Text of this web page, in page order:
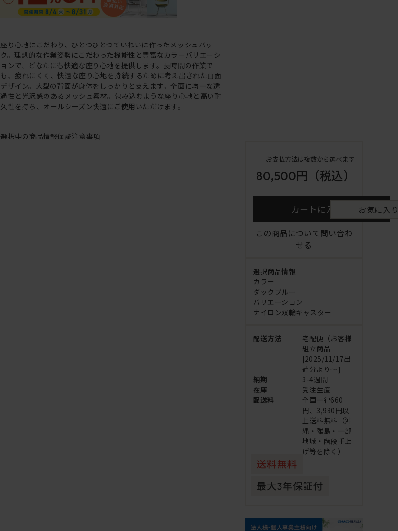
座り心地にこだわり、ひとつひとつていねいに作ったメッシュバッ
ク。理想的な作業姿勢にこだわった機能性と豊富なカラーバリエーシ
ョンで、どなたにも快適な座り心地を提供します。長時間の作業で
も、疲れにくく、快適な座り心地を持続するために考え出された曲面
デザイン。大型の背面が身体をしっかりと支えます。全面に均一な透
過性と光沢感のあるメッシュ素材。包み込むような座り心地と高い耐
久性を持ち、オールシーズン快適にご使用いただけます。
選択中の商品情報保証注意事項
お支払方法は複数から選べます
80,500円 （税込）
カートに入れる お気に入
この商品について問い合わ
せる
選択商品情報
カラー
ダックブルー
バリエーション
ナイロン双輪キャスター
配送方法
宅配便（お客様
組立商品
[2025/11/17出
荷分より～]
納期
3-4週間
在庫
受注生産
配送料
全国一律660
円、3,980円以
上送料無料（沖
縄・離島・一部
地域・階段手上
げ等を除く）